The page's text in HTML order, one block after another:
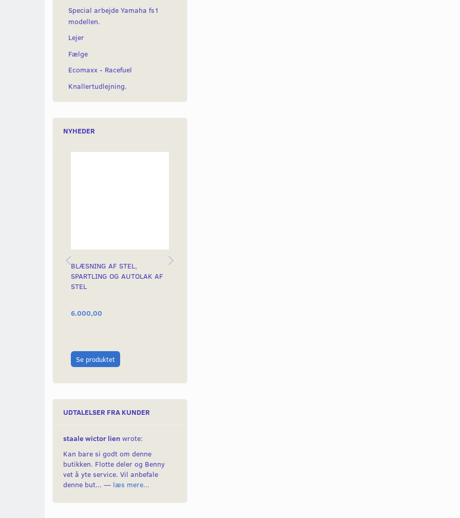
Special arbejde Yamaha fs1
modellen.
Lejer
Fælge
Ecomaxx - Racefuel
Knallertudlejning.
NYHEDER
BLÆSNING AF STEL,
SPARTLING OG AUTOLAK AF
STEL
6.000,00
Se produktet
UDTALELSER FRA KUNDER
staale wictor lien wrote:
Kan bare si godt om denne
butikken. Flotte deler og Benny
vet å yte service. Vil anbefale
denne but... — læs mere...